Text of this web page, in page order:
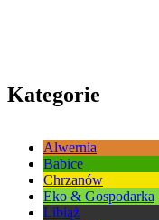
Kategorie
Alwernia
Babice
Chrzanów
Eko & Gospodarka
Libiąż